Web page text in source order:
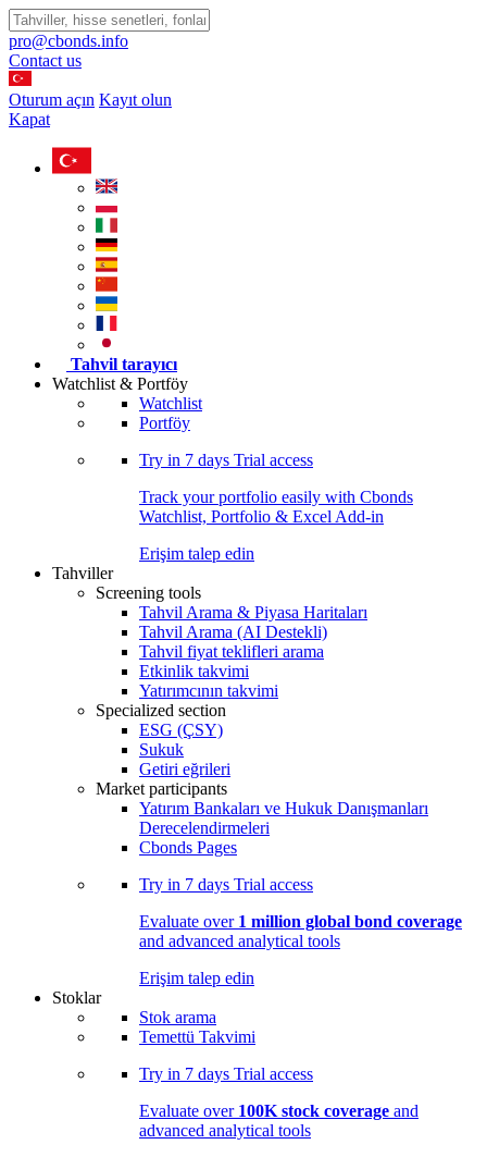
pro@cbonds.info
Contact us
Oturum açın Kayıt olun
Kapat
Tahvil tarayıcı
Watchlist & Portföy
Watchlist
Portföy
Try in 7 days Trial access
Track your portfolio easily with Cbonds
Watchlist, Portfolio & Excel Add-in
Erişim talep edin
Tahviller
Screening tools
Tahvil Arama & Piyasa Haritaları
Tahvil Arama (AI Destekli)
Tahvil fiyat teklifleri arama
Etkinlik takvimi
Yatırımcının takvimi
Specialized section
ESG (ÇSY)
Sukuk
Getiri eğrileri
Market participants
Yatırım Bankaları ve Hukuk Danışmanları
Derecelendirmeleri
Cbonds Pages
Try in 7 days Trial access
Evaluate over 1 million global bond coverage
and advanced analytical tools
Erişim talep edin
Stoklar
Stok arama
Temettü Takvimi
Try in 7 days Trial access
Evaluate over 100K stock coverage and
advanced analytical tools